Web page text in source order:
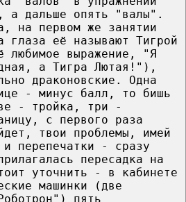
а дальше опять "валы".
на первом же занятии
глаза её называют Тигрой
любимое выражение, "Я
а Тигра Лютая!"),
драконовские. Одна
- минус балл, то бишь
- тройка, три -
с первого раза
твои проблемы, имей
перепечатки - сразу
пересадка на
уточнить - в кабинете
машинки (две
пять